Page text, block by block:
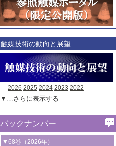
記事種別
マーク：
マークあり
触媒技術の動向と展望
2026 2025 2024 2023 2022
▼…さらに表示する
バックナンバー
▼68巻（2026年）